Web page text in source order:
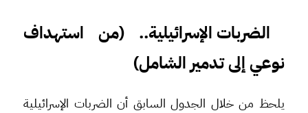
الضربات الإسرائيلية.. (من استهداف
نوعي إلى تدمير الشامل)
يلحظ من خلال الجدول السابق أن الضربات الإسرائيلية